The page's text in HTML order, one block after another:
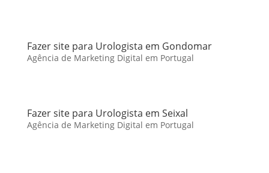
Fazer site para Urologista em Gondomar
Agência de Marketing Digital em Portugal
Fazer site para Urologista em Seixal
Agência de Marketing Digital em Portugal